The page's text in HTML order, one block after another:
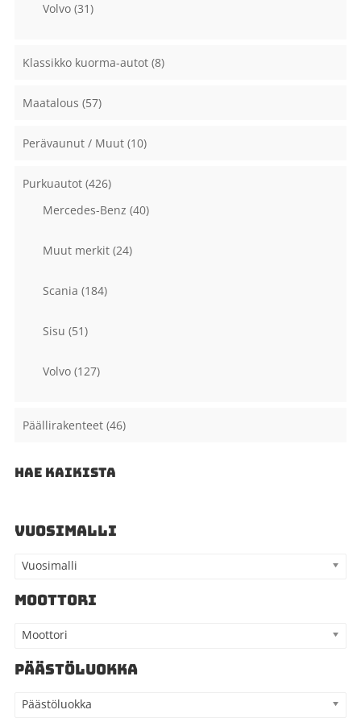
Volvo (31)
Klassikko kuorma-autot (8)
Maatalous (57)
Perävaunut / Muut (10)
Purkuautot (426)
Mercedes-Benz (40)
Muut merkit (24)
Scania (184)
Sisu (51)
Volvo (127)
Päällirakenteet (46)
HAE KAIKISTA
VUOSIMALLI
Vuosimalli
MOOTTORI
Moottori
PÄÄSTÖLUOKKA
Päästöluokka